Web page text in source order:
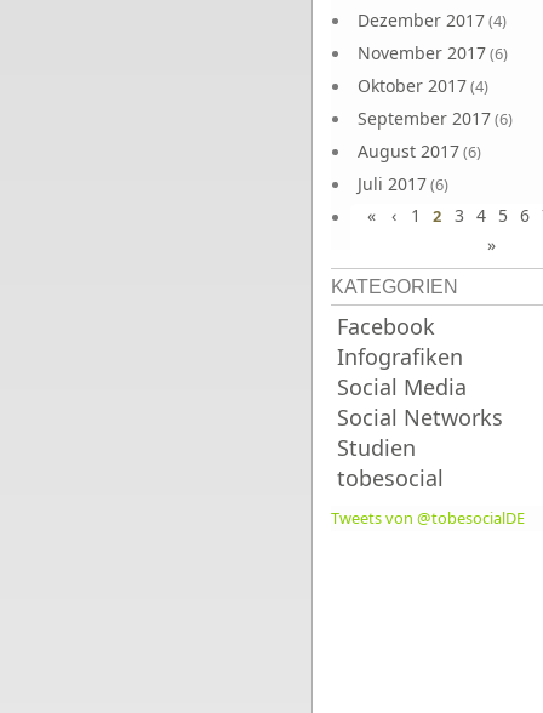
Dezember 2017(4)
November 2017(6)
Oktober 2017(4)
September 2017(6)
August 2017(6)
Juli 2017(6)
Juni 2017(6)
« ‹ 1 2 3 4 5 6
»
KATEGORIEN
Facebook
Infografiken
Social Media
Social Networks
Studien
tobesocial
Tweets von @tobesocialDE